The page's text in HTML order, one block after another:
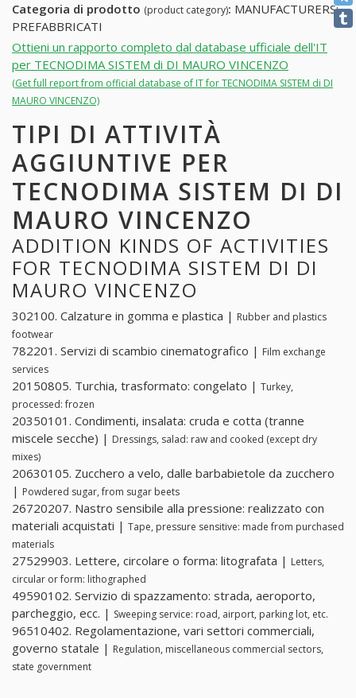
Categoria di prodotto (product category): MANUFACTURERS:
PREFABBRICATI
Ottieni un rapporto completo dal database ufficiale dell'IT
per TECNODIMA SISTEM di DI MAURO VINCENZO
(Get full report from official database of IT for TECNODIMA SISTEM di DI
MAURO VINCENZO)
TIPI DI ATTIVITÀ
AGGIUNTIVE PER
TECNODIMA SISTEM DI DI
MAURO VINCENZO
ADDITION KINDS OF ACTIVITIES
FOR TECNODIMA SISTEM DI DI
MAURO VINCENZO
302100. Calzature in gomma e plastica | Rubber and plastics
footwear
782201. Servizi di scambio cinematografico | Film exchange
services
20150805. Turchia, trasformato: congelato | Turkey,
processed: frozen
20350101. Condimenti, insalata: cruda e cotta (tranne
miscele secche) | Dressings, salad: raw and cooked (except dry
mixes)
20630105. Zucchero a velo, dalle barbabietole da zucchero
| Powdered sugar, from sugar beets
26720207. Nastro sensibile alla pressione: realizzato con
materiali acquistati | Tape, pressure sensitive: made from purchased
materials
27529903. Lettere, circolare o forma: litografata | Letters,
circular or form: lithographed
49590102. Servizio di spazzamento: strada, aeroporto,
parcheggio, ecc. | Sweeping service: road, airport, parking lot, etc.
96510402. Regolamentazione, vari settori commerciali,
governo statale | Regulation, miscellaneous commercial sectors,
state government